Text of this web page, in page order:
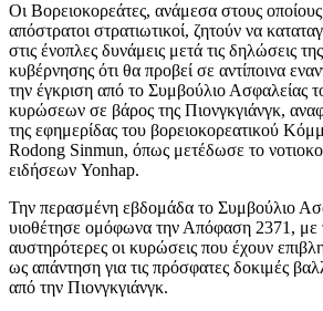
Οι Βορειοκορεάτες, ανάμεσα στους οποίους
απόστρατοι στρατιωτικοί, ζητούν να
στις ένοπλες δυνάμεις μετά τις δηλώσεις
κυβέρνησης ότι θα προβεί σε αντίποινα
την έγκριση από το Συμβούλιο
κυρώσεων σε βάρος της Πιονγκγιάνγκ,
της εφημερίδας του βορειοκορεατικού
Rodong Sinmun, όπως μετέδωσε το
ειδήσεων Yonhap.
Την περασμένη εβδομάδα το Συμβούλιο
υιοθέτησε ομόφωνα την Απόφαση 2371, με
αυστηρότερες οι κυρώσεις που έχουν
ως απάντηση για τις πρόσφατες δοκιμές
από την Πιονγκγιάνγκ.